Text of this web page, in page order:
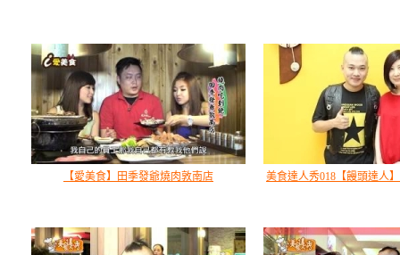
【愛美食】田季發爺燒肉敦南店 美食達人秀018【饅頭達人